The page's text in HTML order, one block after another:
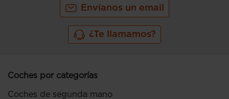
Envíanos un email
¿Te llamamos?
Coches por categorías
Coches de segunda mano